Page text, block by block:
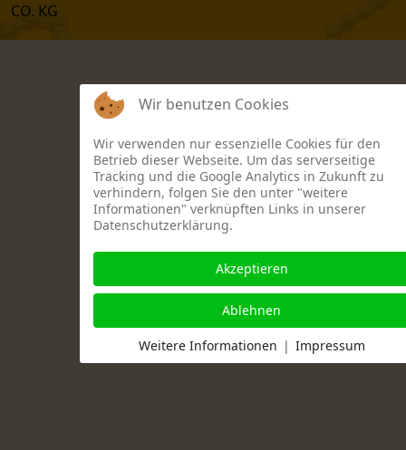
CO. KG
Wir benutzen Cookies
Wir verwenden nur essenzielle Cookies für den
Betrieb dieser Webseite. Um das serverseitige
Tracking und die Google Analytics in Zukunft zu
verhindern, folgen Sie den unter "weitere
Informationen" verknüpften Links in unserer
Datenschutzerklärung.
Akzeptieren
Ablehnen
Weitere Informationen | Impressum